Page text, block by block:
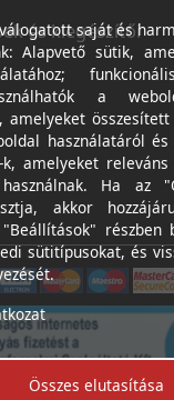
és kiegészítői
saját és
Alapvető sütik,
a
amelyeket
használatáról
k, amelyeket
Ha az
akkor
"Beállítások"
sütitípusokat, és
Összes elutasítása